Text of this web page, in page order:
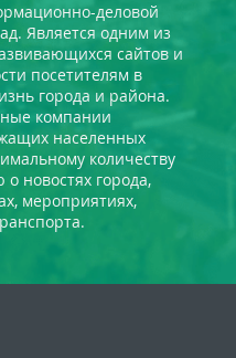
деловой
Является одним из
сайтов и
посетителям в
города и района.
компании
населенных
количеству
новостях города,
мероприятиях,